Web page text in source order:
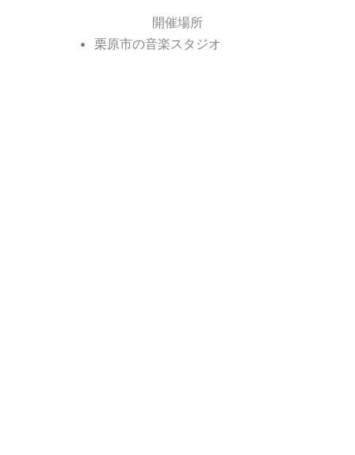
開催場所
栗原市の音楽スタジオ